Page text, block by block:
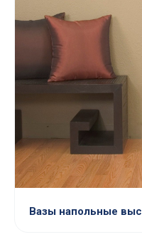
Вазы напольные